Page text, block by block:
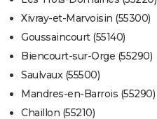
Xivray-et-Marvoisin (55300)
Goussaincourt (55140)
Biencourt-sur-Orge (55290)
Saulvaux (55500)
Mandres-en-Barrois (55290)
Chaillon (55210)